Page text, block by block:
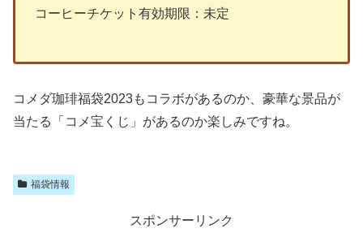
コーヒーチケット有効期限：未定
コメダ珈琲福袋2023もコラボがあるのか、豪華な景品が
当たる「コメ宝くじ」があるのか楽しみですね。
福袋情報
スポンサーリンク